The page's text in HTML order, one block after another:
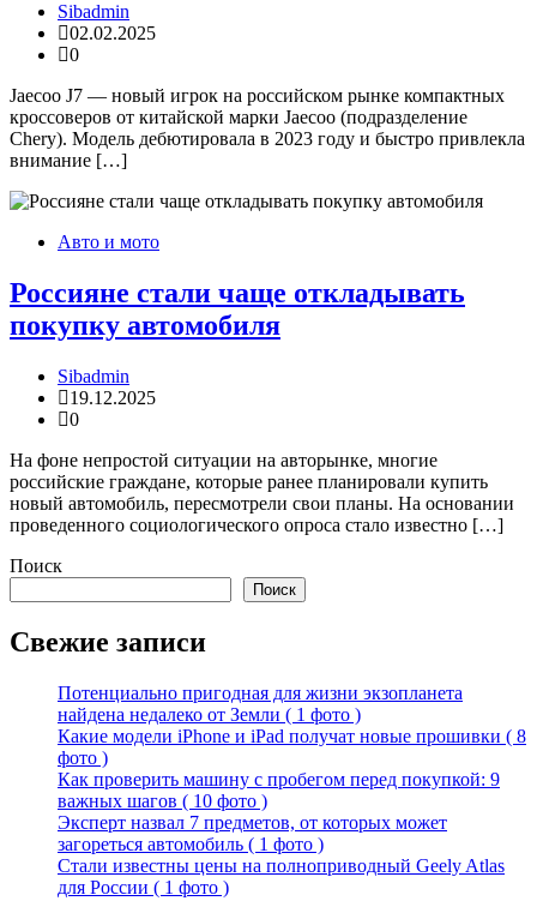
Sibadmin
02.02.2025
0
Jaecoo J7 — новый игрок на российском рынке компактных
кроссоверов от китайской марки Jaecoo (подразделение
Chery). Модель дебютировала в 2023 году и быстро привлекла
внимание […]
Авто и мото
Россияне стали чаще откладывать
покупку автомобиля
Sibadmin
19.12.2025
0
На фоне непростой ситуации на авторынке, многие
российские граждане, которые ранее планировали купить
новый автомобиль, пересмотрели свои планы. На основании
проведенного социологического опроса стало известно […]
Поиск
Поиск
Свежие записи
Потенциально пригодная для жизни экзопланета
найдена недалеко от Земли ( 1 фото )
Какие модели iPhone и iPad получат новые прошивки ( 8
фото )
Как проверить машину с пробегом перед покупкой: 9
важных шагов ( 10 фото )
Эксперт назвал 7 предметов, от которых может
загореться автомобиль ( 1 фото )
Стали известны цены на полноприводный Geely Atlas
для России ( 1 фото )